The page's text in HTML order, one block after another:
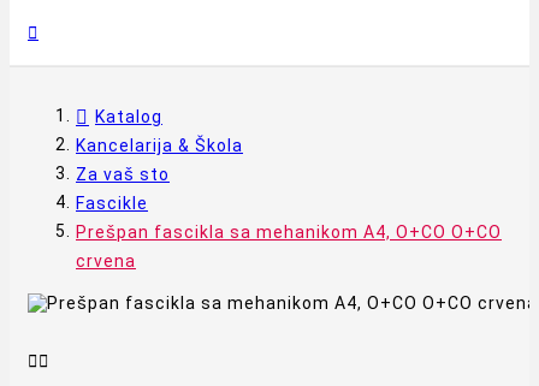

Katalog
Kancelarija & Škola
Za vaš sto
Fascikle
Prešpan fascikla sa mehanikom A4, O+CO O+CO
crvena
